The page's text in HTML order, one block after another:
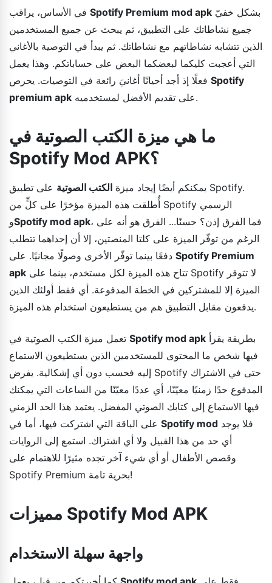
Spotify Premium mod apk
جميع نشاطاتك على التطبيق، ثم يبحث عن جميع المستخدمين
الذين تتشابه نشاطاتهم مع نشاطاتك. ثم يبدأ في التوصية بالأغاني
التي أعجبت كليكما لبعضكما البعض على حساباتكم. وهذا يعمل
Spotify
premium apk
على تقديم الأفضل لمستخدميه.
ما هي ميزة الكتب الصوتية في
Spotify Mod APK؟
يمكنكم أيضًا إيجاد ميزة الكتب الصوتية على تطبيق Spotify.
أُطلقت هذه الميزة مؤخرًا على كلٍّ من Spotify الرسمي
وSpotify mod apk، فما الفرق إذن؟ حسنًا... الفرق هو أنه على
الرغم من توفّر الميزة على كلتا المنصتين، إلا أن إحداهما تتطلب
Spotify Premium
apk
الميزة إلا للمشتركين في الخطة المدفوعة. أي فقط أولئك الذين
يدفعون مقابل التطبيق هم من يستطيعون استخدام هذه الميزة.
Spotify mod apk
فيها شخص ما المحتوى للمستخدمين الذين يستطيعون الاستماع
إليه فحسب دون أي إشكالية. يفرض Spotify حتى في الاشتراك
المدفوع حدًا زمنيًا معيّنًا، أي عددًا معيّنًا من الساعات التي يمكنك
فيها الاستماع إلى كتابك الصوتي المفضل. يعتمد هذا الحد الزمني
Spotify mod
أي حد من هذا القبيل ولا أي اشتراك. استمع إلى الروايات
وقصص الأطفال أو أي شيء آخر تجده مثيرًا للاهتمام على
Spotify Premium بحرية تامة!
مميزات Spotify Mod APK
واجهة سهلة الاستخدام